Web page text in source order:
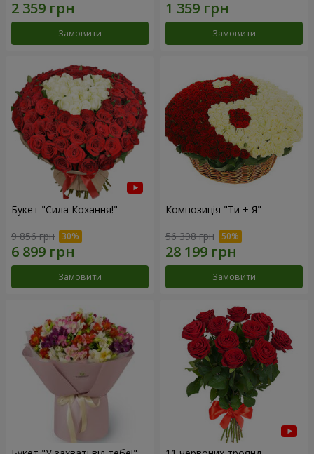
Замовити Замовити
Букет "Сила Кохання!"
9 856 грн
Замовити
Композиція "Ти + Я"
56 398 грн
Замовити